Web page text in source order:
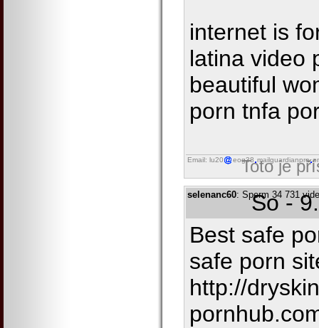
internet is
latina video
beautiful
porn tnfa
Email: lu20 eog38 mailguardianpro
Toto je
selenanc60: Sperm 34 731
So -
Best safe
safe porn
http://